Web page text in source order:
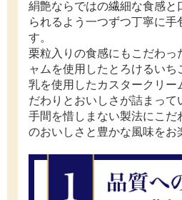
絹艶ならではの繊細な食感と
られるよう一つずつ丁寧に手
す。
栗粒入りの食感にもこだわっ
ャムを使用したとろけるい
乳を使用したカスタークリー
だわりとおいしさが詰まって
手間を惜しまない製法にこだ
のおいしさと豊かな風味をお